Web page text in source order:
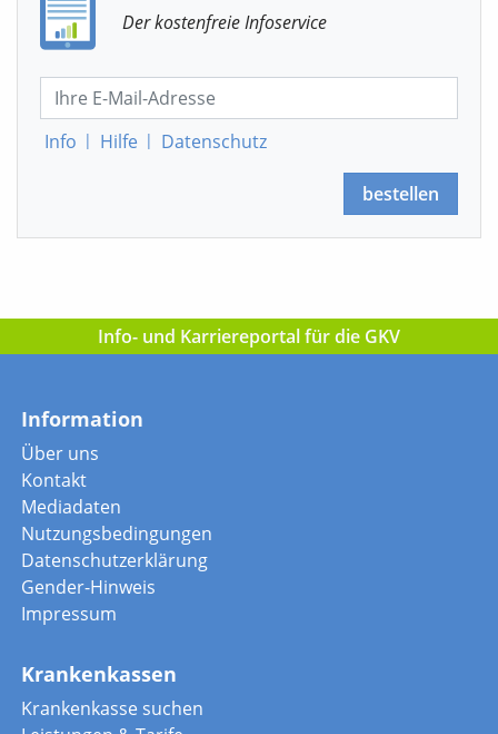
Der kostenfreie Infoservice
Info | Hilfe | Datenschutz
bestellen
Info- und Karriereportal für die GKV
Information
Über uns
Kontakt
Mediadaten
Nutzungsbedingungen
Datenschutzerklärung
Gender-Hinweis
Impressum
Krankenkassen
Krankenkasse suchen